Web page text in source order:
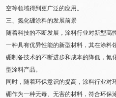
空等领域得到更广泛的应用。
三、氮化硼涂料的发展前景
随着科技的不断发展，涂料行业对新型高
一种具有优异性能的新型材料，其在涂料
硼制备技术的不断进步和成本的降低，氮
型涂料产品。
同时，随着环保意识的提高，涂料行业对
硼作为一种无毒、无害的材料，符合环保